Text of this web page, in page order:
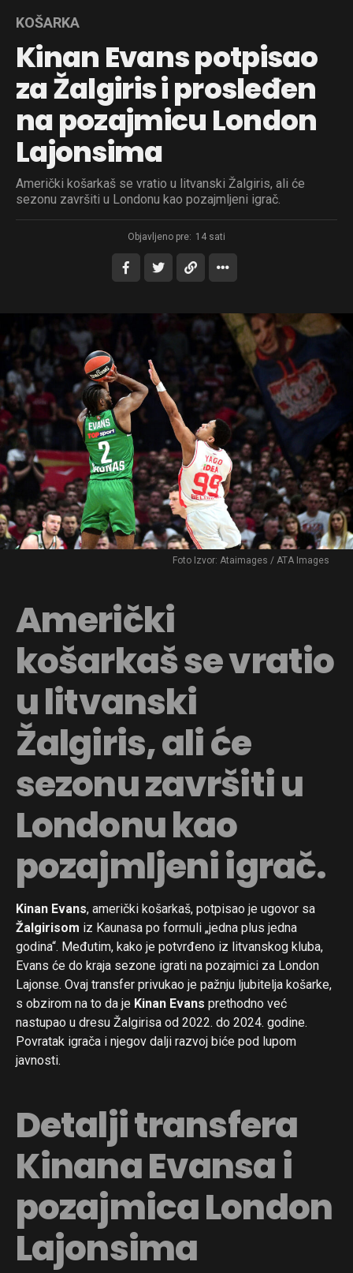
KOŠARKA
Kinan Evans potpisao
za Žalgiris i prosleđen
na pozajmicu London
Lajonsima
Američki košarkaš se vratio u litvanski Žalgiris, ali će
sezonu završiti u Londonu kao pozajmljeni igrač.
Objavljeno pre: 14 sati
Foto Izvor: Ataimages / ATA Images
Američki
košarkaš se vratio
u litvanski
Žalgiris, ali će
sezonu završiti u
Londonu kao
pozajmljeni igrač.
Kinan Evans, američki košarkaš, potpisao je ugovor sa
Žalgirisom iz Kaunasa po formuli „jedna plus jedna
godina“. Međutim, kako je potvrđeno iz litvanskog kluba,
Evans će do kraja sezone igrati na pozajmici za London
Lajonse. Ovaj transfer privukao je pažnju ljubitelja košarke,
s obzirom na to da je Kinan Evans prethodno već
nastupao u dresu Žalgirisa od 2022. do 2024. godine.
Povratak igrača i njegov dalji razvoj biće pod lupom
javnosti.
Detalji transfera
Kinana Evansa i
pozajmica London
Lajonsima